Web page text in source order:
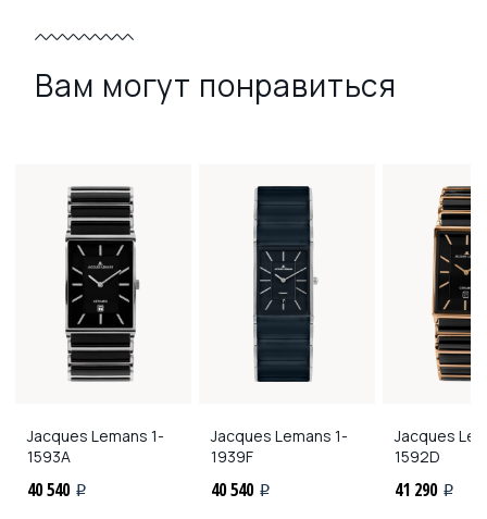
Вам могут понравиться
Jacques Lemans 1-
1593A
40 540 i
Jacques Lemans 1-
1939F
40 540 i
Jacques
1592D
41 290 i